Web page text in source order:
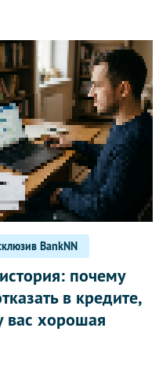
BankNN
почему
в кредите,
вас хорошая